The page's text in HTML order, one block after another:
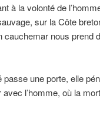
à la volonté de
sur la Côte
cauchemar nous prend
une porte, elle
l’homme, où la